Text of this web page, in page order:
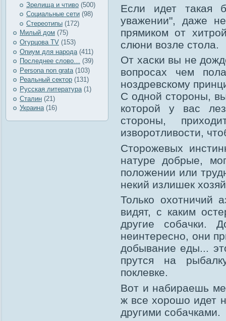
Зрелища и чтиво (500)
Социальные сети (98)
Стереотипы (172)
Милый дом (75)
Огурцова TV (153)
Опиум для народа (411)
Последнее слово… (39)
Рersona non grata (103)
Реальный сектор (131)
Русская литература (1)
Сталин (21)
Украина(16)
Если идет такая
уважении", даже
прямиком от
слюни возле стола.
От хаски вы не
вопросах чем
ноздревскому
С одной стороны,
которой у вас
стороны,
изворотливости,
Сторожевых
натуре добрые,
положении или
некий излишек
Только охотничий
видят, с каким
другие собачки.
неинтересно, они
добывание еды...
прутся на
поклевке.
Вот и набираешь
ж все хорошо идет
другими собачками.